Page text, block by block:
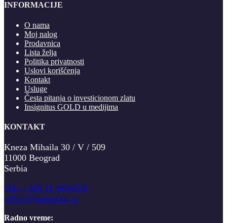
INFORMACIJE
O nama
Moj nalog
Prodavnica
Lista želja
Politika privatnosti
Uslovi korišćenja
Kontakt
Usluge
Česta pitanja o investicionom zlatu
Insignitus GOLD u medijima
KONTAKT
Kneza Mihaila 30 / V / 509
11000 Beograd
Serbia
Tel.: +381 11 4404521
office@insignitus.rs
Radno vreme: